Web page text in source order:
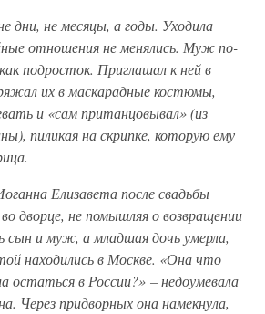
дни, не месяцы, а годы. Уходила
отношения не менялись. Муж по-
подросток. Приглашал к ней в
их в маскарадные костюмы,
и «сам пританцовывал» (из
пиликая на скрипке, которую ему
Елизавета после свадьбы
дворце, не помышляя о возвращении
сын и муж, а младшая дочь умерла,
находились в Москве. «Она что
остаться в России?» – недоумевала
Через придворных она намекнула,